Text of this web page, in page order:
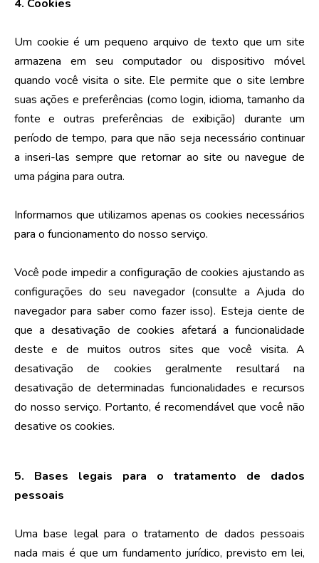
4. Cookies
Um cookie é um pequeno arquivo de texto que um site
armazena em seu computador ou dispositivo móvel
quando você visita o site. Ele permite que o site lembre
suas ações e preferências (como login, idioma, tamanho da
fonte e outras preferências de exibição) durante um
período de tempo, para que não seja necessário continuar
a inseri-las sempre que retornar ao site ou navegue de
uma página para outra.
Informamos que utilizamos apenas os cookies necessários
para o funcionamento do nosso serviço.
Você pode impedir a configuração de cookies ajustando as
configurações do seu navegador (consulte a Ajuda do
navegador para saber como fazer isso). Esteja ciente de
que a desativação de cookies afetará a funcionalidade
deste e de muitos outros sites que você visita. A
desativação de cookies geralmente resultará na
desativação de determinadas funcionalidades e recursos
do nosso serviço. Portanto, é recomendável que você não
desative os cookies.
5. Bases legais para o tratamento de dados
pessoais
Uma base legal para o tratamento de dados pessoais
nada mais é que um fundamento jurídico, previsto em lei,